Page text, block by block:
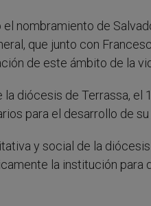
nombramiento de
que junto con
de este ámbito de la
la diócesis de Terrassa, el
para el desarrollo de su
y social de la
la institución para